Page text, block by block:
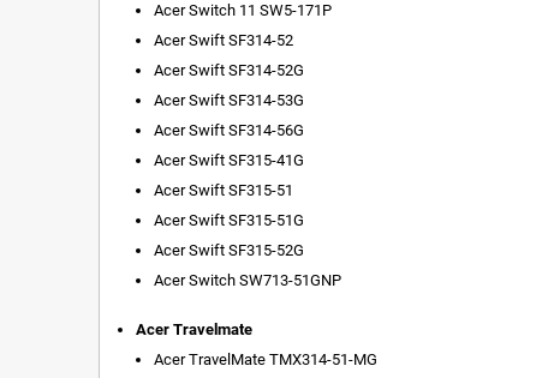
Acer Switch 11 SW5-171P
Acer Swift SF314-52
Acer Swift SF314-52G
Acer Swift SF314-53G
Acer Swift SF314-56G
Acer Swift SF315-41G
Acer Swift SF315-51
Acer Swift SF315-51G
Acer Swift SF315-52G
Acer Switch SW713-51GNP
Acer Travelmate
Acer TravelMate TMX314-51-MG